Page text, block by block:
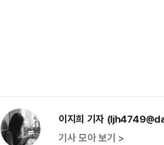
이지희 기자
기사 모아 보기 >